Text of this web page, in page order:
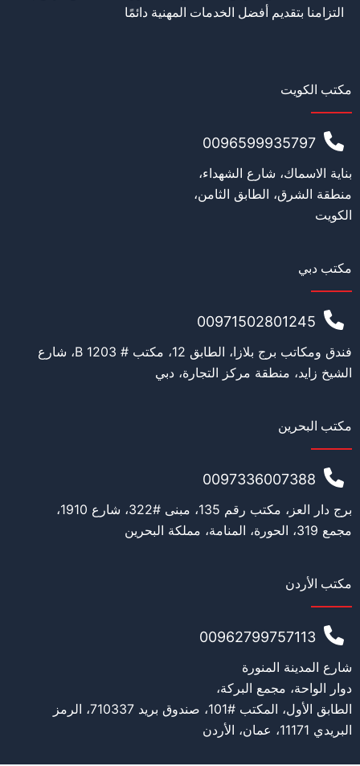
التزامنا بتقديم أفضل الخدمات المهنية دائمًا
مكتب الكويت
0096599935797
بناية الاسماك، شارع الشهداء،
منطقة الشرق، الطابق الثامن،
الكويت
مكتب دبي
00971502801245
فندق ومكاتب برج بلازا، الطابق 12، مكتب # 1203 B، شارع
الشيخ زايد، منطقة مركز التجارة، دبي
مكتب البحرين
0097336007388
برج دار العز، مكتب رقم 135، مبنى #322، شارع 1910،
مجمع 319، الحورة، المنامة، مملكة البحرين
مكتب الأردن
00962799757113
شارع المدينة المنورة
دوار الواحة، مجمع البركة،
الطابق الأول، المكتب #101، صندوق بريد 710337، الرمز
البريدي 11171، عمان، الأردن